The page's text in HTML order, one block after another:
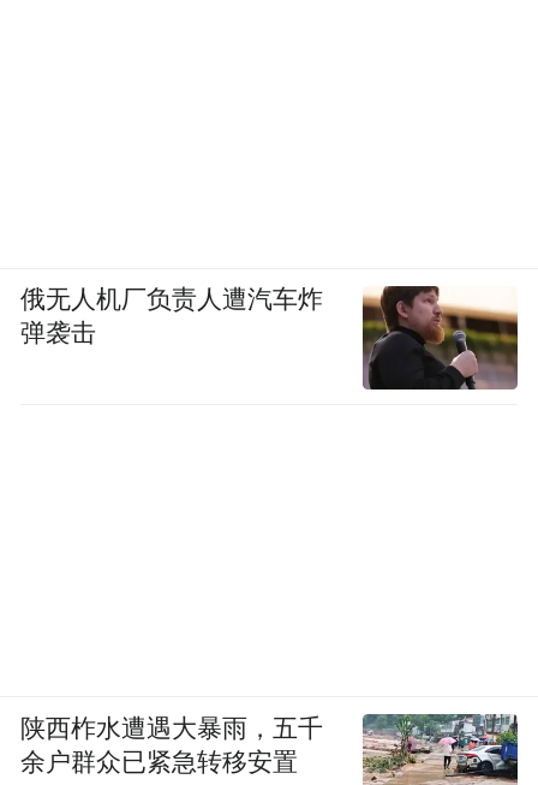
俄无人机厂负责人遭汽车炸
弹袭击
陕西柞水遭遇大暴雨，五千
余户群众已紧急转移安置